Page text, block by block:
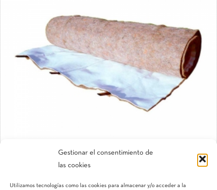
Gestionar el consentimiento de
las cookies
Utilizamos tecnologías como las cookies para almacenar y/o acceder a la
CoverNet™